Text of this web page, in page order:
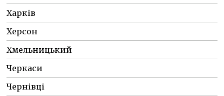
Харків
Херсон
Хмельницький
Черкаси
Чернівці